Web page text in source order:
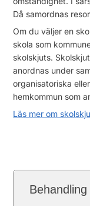
Då samordnas
Om du väljer en
skola som
skolskjuts.
anordnas under
organisatoriska
hemkommun som
Läs mer om